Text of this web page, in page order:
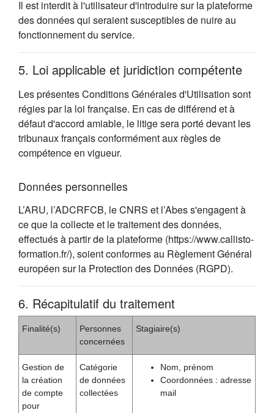
Il est interdit à l'utilisateur d'introduire sur la plateforme
des données qui seraient susceptibles de nuire au
fonctionnement du service.
5. Loi applicable et juridiction compétente
Les présentes Conditions Générales d'Utilisation sont
régies par la loi française. En cas de différend et à
défaut d'accord amiable, le litige sera porté devant les
tribunaux français conformément aux règles de
compétence en vigueur.
Données personnelles
L’ARU, l’ADCRFCB, le CNRS et l’Abes s'engagent à
ce que la collecte et le traitement des données,
effectués à partir de la plateforme (https://www.callisto-
formation.fr/), soient conformes au Règlement Général
européen sur la Protection des Données (RGPD).
6. Récapitulatif du traitement
Finalité(s)
Personnes
concernées
Stagiaire(s)
Gestion de
la création
de compte
pour
Catégorie
de données
collectées
Nom, prénom
Coordonnées : adresse
mail